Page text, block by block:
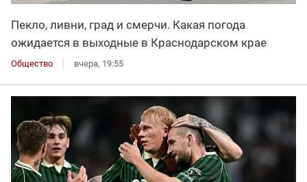
Пекло, ливни, град и смерчи. Какая погода
ожидается в выходные в Краснодарском крае
Общество вчера, 19:55